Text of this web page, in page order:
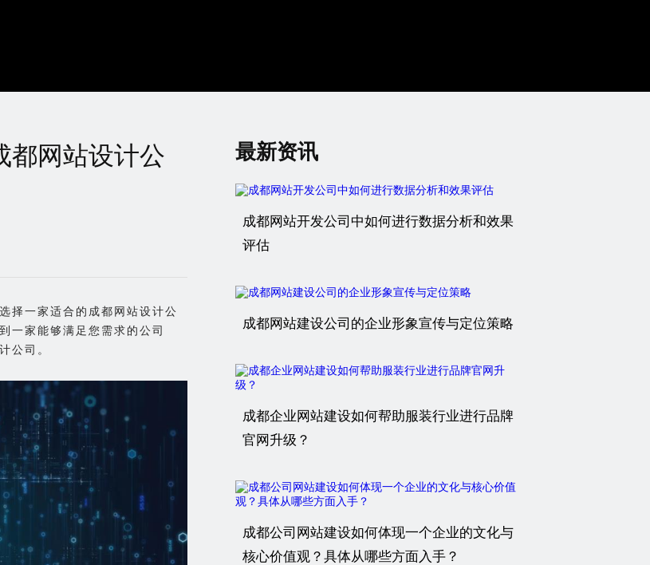
都网站设计公
择一家适合的成都网站设计公
一家能够满足您需求的公司
公司。
最新资讯
成都网站开发公司中如何进行数据分析和效果
评估
成都网站建设公司的企业形象宣传与定位策略
成都企业网站建设如何帮助服装行业进行品牌
官网升级？
成都公司网站建设如何体现一个企业的文化与
核心价值观？具体从哪些方面入手？